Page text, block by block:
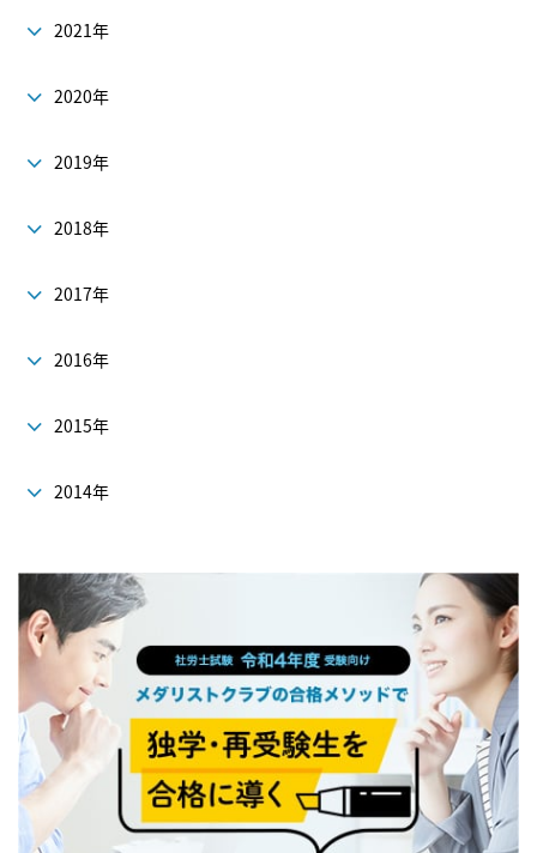
2021年
2020年
2019年
2018年
2017年
2016年
2015年
2014年